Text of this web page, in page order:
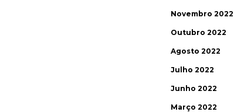
Novembro 2022
Outubro 2022
Agosto 2022
Julho 2022
Junho 2022
Março 2022